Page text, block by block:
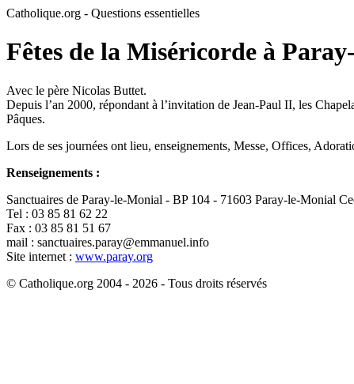
Catholique.org - Questions essentielles
Fêtes de la Miséricorde à
Avec le père Nicolas Buttet.
Depuis l’an 2000, répondant à l’invitation de Jean-Paul II, les
Pâques.
Lors de ses journées ont lieu, enseignements, Messe, Offices,
Renseignements :
Sanctuaires de Paray-le-Monial - BP 104 - 71603 Paray-le-Monial
Tel : 03 85 81 62 22
Fax : 03 85 81 51 67
mail : sanctuaires.paray@emmanuel.info
Site internet : www.paray.org
© Catholique.org 2004 - 2026 - Tous droits réservés